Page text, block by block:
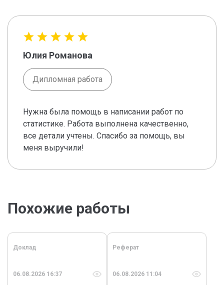
Юлия Романова
Дипломная работа
Нужна была помощь в написании работ по
статистике. Работа выполнена качественно,
все детали учтены. Спасибо за помощь, вы
меня выручили!
Похожие работы
Доклад
06.08.2026 16:37
Реферат
06.08.2026 11:04